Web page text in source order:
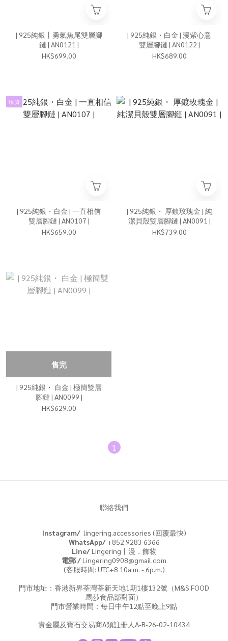
| 925純銀丨勇氣魚尾雙層腳
鏈 | AN0121 |
HK$699.00
| 925純銀・白金 | 漫紫心意
雙層腳鏈 | AN0122 |
HK$689.00
現 貨
| 925純銀・白金 | 一直相信
雙層腳鏈 | AN0107 |
HK$659.00
| 925純銀・ 厚鍍玫瑰金 | 純
潔貝殼雙層腳鏈 | AN0091 |
HK$739.00
售完
| 925純銀・ 白金 | 極簡雙層
腳鏈 | AN0099 |
HK$629.00
1
聯絡我們
Instagram/ lingering.accessories (回覆最快)
WhatsApp/+852 9283 6366
Line/Lingering丨漫．飾物
電郵 /Lingering0908@gmail.com
(客服時間: UTC+8 10a.m. - 6p.m.)
門市地址：香港新界荃灣荃新天地1期1樓132號（M&S FOOD
馬莎食品部對面）
門市營業時間：每日中午12點至晚上9點
貴金屬及寶石交易商A類註冊人A-B-26-02-10434